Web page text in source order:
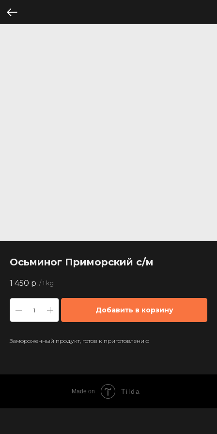
Осьминог Приморский с/м
1 450 р. / 1 kg
Добавить в корзину
Замороженный продукт, готов к приготовлению
Made on Tilda